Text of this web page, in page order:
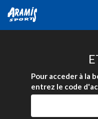
Pour acceder à la
entrez le code